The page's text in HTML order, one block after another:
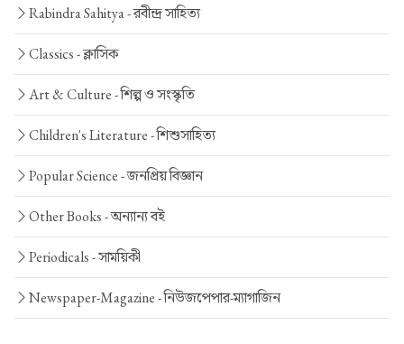
Rabindra Sahitya -রবীন্দ্র সাহিত্য
Classics -ক্লাসিক
Art & Culture -শিল্প ও সংস্কৃতি
Children's Literature -শিশুসাহিত্য
Popular Science -জনপ্রিয় বিজ্ঞান
Other Books -অন্যান্য বই
Periodicals -সাময়িকী
Newspaper-Magazine -নিউজপেপার-ম্যাগাজিন